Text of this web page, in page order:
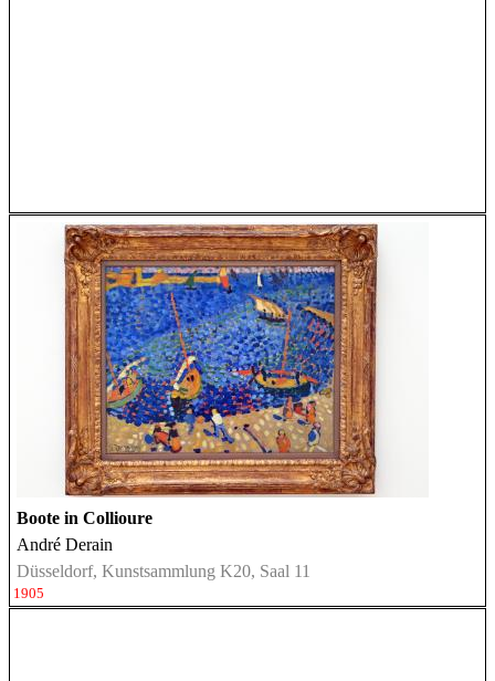
Boote in Collioure
André Derain
Düsseldorf, Kunstsammlung K20, Saal 11
1905